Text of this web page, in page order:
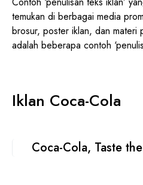
temukan di berbagai media
brosur, poster iklan, dan materi
adalah beberapa contoh
Iklan Coca-Cola
Coca-Cola, Taste